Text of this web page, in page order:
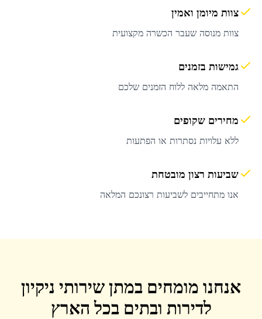
צוות מיומן ואמין
צוות מנוסה שעבר הכשרה מקצועית
גמישות בזמנים
התאמה מלאה ללוח הזמנים שלכם
מחירים שקופים
ללא עלויות נסתרות או הפתעות
שביעות רצון מובטחת
אנו מתחייבים לשביעות רצונכם המלאה
אנחנו מומחים במתן שירותי ניקיון
לדירות ובתים בכל הארץ